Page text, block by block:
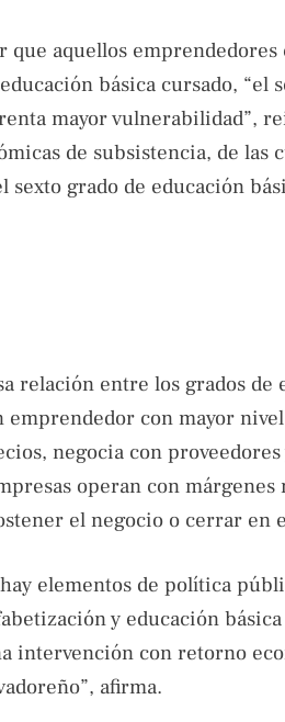
aquellos emprendedores
básica cursado,
mayor vulnerabilidad”,
de subsistencia, de
sexto grado de educación
relación entre los grados
emprendedor con mayor
negocia con
operan con
el negocio o cerrar
elementos de política
y educación
intervención con retorno
afirma.